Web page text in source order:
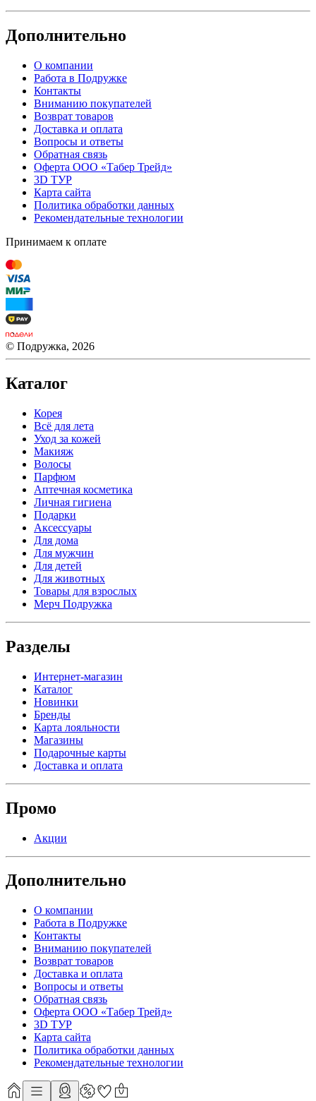
Дополнительно
О компании
Работа в Подружке
Контакты
Вниманию покупателей
Возврат товаров
Доставка и оплата
Вопросы и ответы
Обратная связь
Оферта ООО «Табер Трейд»
3D ТУР
Карта сайта
Политика обработки данных
Рекомендательные технологии
Принимаем к оплате
© Подружка, 2026
Каталог
Корея
Всё для лета
Уход за кожей
Макияж
Волосы
Парфюм
Аптечная косметика
Личная гигиена
Подарки
Аксессуары
Для дома
Для мужчин
Для детей
Для животных
Товары для взрослых
Мерч Подружка
Разделы
Интернет-магазин
Каталог
Новинки
Бренды
Карта лояльности
Магазины
Подарочные карты
Доставка и оплата
Промо
Акции
Дополнительно
О компании
Работа в Подружке
Контакты
Вниманию покупателей
Возврат товаров
Доставка и оплата
Вопросы и ответы
Обратная связь
Оферта ООО «Табер Трейд»
3D ТУР
Карта сайта
Политика обработки данных
Рекомендательные технологии